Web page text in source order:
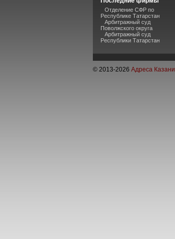
Отделение СФР по
Республике Татарстан
Арбитражный суд
Поволжского округа
Арбитражный суд
Республики Татарстан
© 2013-2026 Адреса Казани